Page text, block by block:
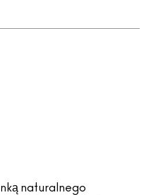
naturalnego